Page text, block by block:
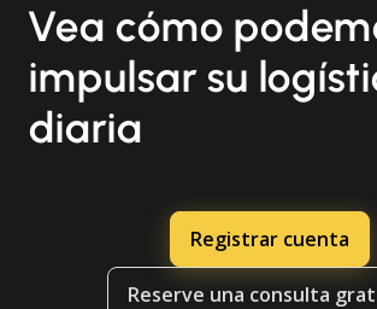
Vea cómo
impulsar su
diaria
Registrar cuenta
Reserve una consulta